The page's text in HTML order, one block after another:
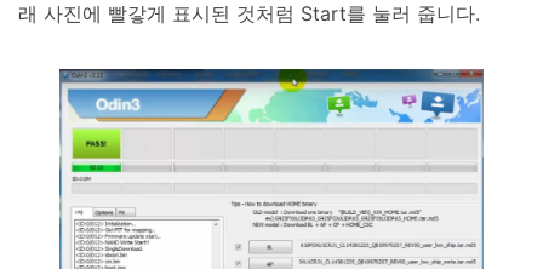
래 사진에 빨갛게 표시된 것처럼 Start를 눌러 줍니다.